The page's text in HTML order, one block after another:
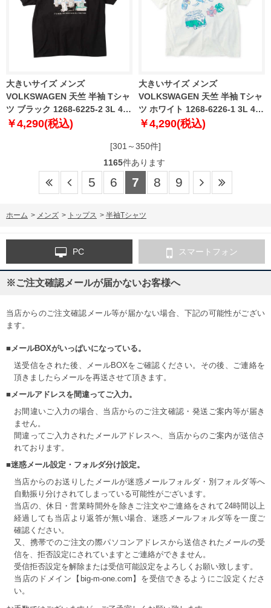
大きいサイズ メンズ
VOLKSWAGEN 天竺 半袖 Tシャ
ツ ブラック 1268-6225-2 3L 4L
5L 6L 8L
￥4,290(税込)
大きいサイズ メンズ
VOLKSWAGEN 天竺 半袖 Tシャ
ツ ホワイト 1268-6226-1 3L 4L
5L 6L 8L
￥4,290(税込)
[301～350件]
1165件あります
5 6 7 8 9
ホーム > メンズ > トップス > 半袖Tシャツ
PC スマートフォン
※ご注文確認メールが届かないお客様へ
当店からのご注文確認メール等が届かない場合、下記の可能性がござい
ます。
■メールBOXがいっぱいになっている。
送受信をされた後、メールBOXをご確認ください。その後、ご連絡を
頂きましたらメールを再送させて頂きます。
■メールアドレスを間違ってご入力。
お間違いご入力の場合、当店からのご注文確認・発送ご案内等が届き
ません。
間違ってご入力されたメールアドレスへ、当店からのご案内が送信さ
れております。
■迷惑メール設定・フォルダ分け設定。
当店からのお送りしたメールが迷惑メールフォルダ・別フォルダ等へ
自動振り分けされてしまっている可能性がございます。
当店の、休日・営業時間外を除きご注文やご連絡をされて24時間以上
経過しても当店より返答が無い場合、迷惑メールフォルダ等を一度ご
確認ください。
又、携帯でのご注文の際パソコンアドレスから送信されたメールの受
信を、拒否設定にされていますとご連絡ができません。
受信拒否設定を解除または受信可能設定をよろしくお願い致します。
当店のドメイン【big-m-one.com】を受信できるようにご設定くださ
い。